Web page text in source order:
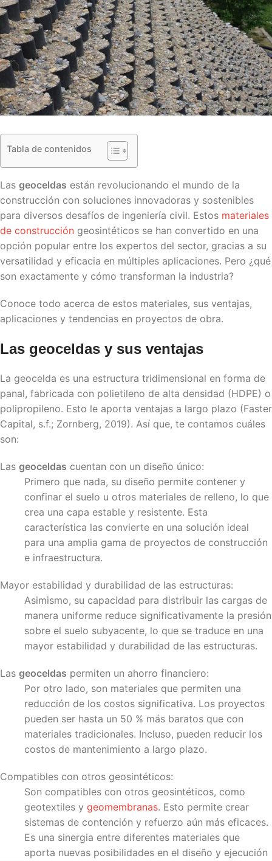
Tabla de contenidos
Las geoceldas están revolucionando el mundo de la
construcción con soluciones innovadoras y sostenibles
para diversos desafíos de ingeniería civil. Estos materiales
de construcción geosintéticos se han convertido en una
opción popular entre los expertos del sector, gracias a su
versatilidad y eficacia en múltiples aplicaciones. Pero ¿qué
son exactamente y cómo transforman la industria?
Conoce todo acerca de estos materiales, sus ventajas,
aplicaciones y tendencias en proyectos de obra.
Las geoceldas y sus ventajas
La geocelda es una estructura tridimensional en forma de
panal, fabricada con polietileno de alta densidad (HDPE) o
polipropileno. Esto le aporta ventajas a largo plazo (Faster
Capital, s.f.; Zornberg, 2019). Así que, te contamos cuáles
son:
Las geoceldas cuentan con un diseño único:
Primero que nada, su diseño permite contener y
confinar el suelo u otros materiales de relleno, lo que
crea una capa estable y resistente. Esta
característica las convierte en una solución ideal
para una amplia gama de proyectos de construcción
e infraestructura.
Mayor estabilidad y durabilidad de las estructuras:
Asimismo, su capacidad para distribuir las cargas de
manera uniforme reduce significativamente la presión
sobre el suelo subyacente, lo que se traduce en una
mayor estabilidad y durabilidad de las estructuras.
Las geoceldas permiten un ahorro financiero:
Por otro lado, son materiales que permiten una
reducción de los costos significativa. Los proyectos
pueden ser hasta un 50 % más baratos que con
materiales tradicionales. Incluso, pueden reducir los
costos de mantenimiento a largo plazo.
Compatibles con otros geosintéticos:
Son compatibles con otros geosintéticos, como
geotextiles y geomembranas. Esto permite crear
sistemas de contención y refuerzo aún más eficaces.
Es una sinergia entre diferentes materiales que
aporta nuevas posibilidades en el diseño y ejecución